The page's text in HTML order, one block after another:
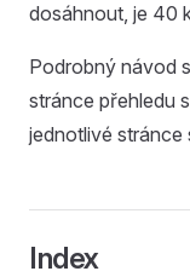
dosáhnout, je 40
Podrobný návod
stránce přehledu
jednotlivé stránce
Index